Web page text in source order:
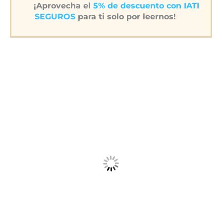
¡Aprovecha el 5% de descuento con IATI
SEGUROSpara ti solo por leernos!